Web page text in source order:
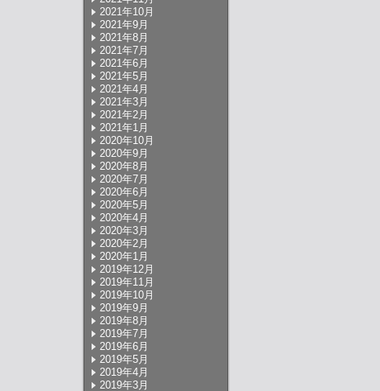
2021年10月
2021年9月
2021年8月
2021年7月
2021年6月
2021年5月
2021年4月
2021年3月
2021年2月
2021年1月
2020年10月
2020年9月
2020年8月
2020年7月
2020年6月
2020年5月
2020年4月
2020年3月
2020年2月
2020年1月
2019年12月
2019年11月
2019年10月
2019年9月
2019年8月
2019年7月
2019年6月
2019年5月
2019年4月
2019年3月